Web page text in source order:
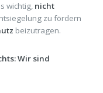
wichtig, nicht
zu fördern
beizutragen.
Wir sind